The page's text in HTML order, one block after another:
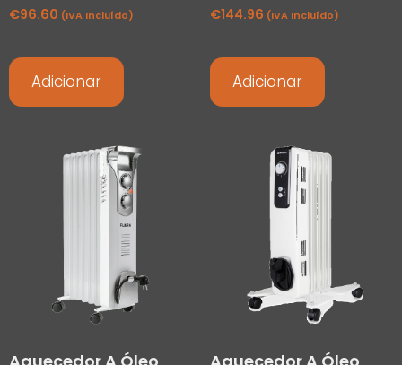
€96.60 (IVA Incluído)
Adicionar
€144.96 (IVA Incluído)
Adicionar